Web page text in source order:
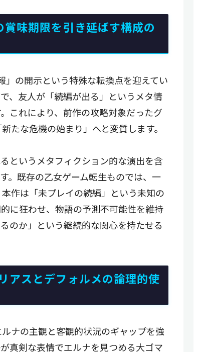
味期限を引き延ばす構成の
の開示という特殊な転換点を迎えてい
、友人が「続編が出る」というメタ情
これにより、前作の攻略対象だったグ
たな危機の始まり」へと変質します。
というメタフィクション的な演出を含
。既存の乙女ゲーム転生ものでは、一
作は「未プレイの続編」という未知の
に狂わせ、物語の予測不可能性を維持
のか」という継続的な関心を持たせる
アスとデフォルメの論理的使
ナの主観と客観的状況のギャップを強
真剣な表情でエルナを見つめる大ゴマ